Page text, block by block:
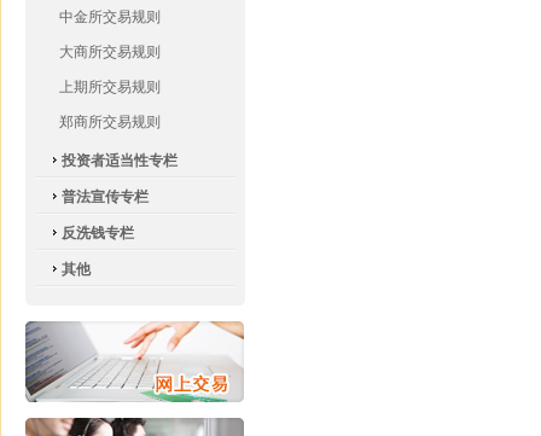
中金所交易规则
大商所交易规则
上期所交易规则
郑商所交易规则
投资者适当性专栏
普法宣传专栏
反洗钱专栏
其他